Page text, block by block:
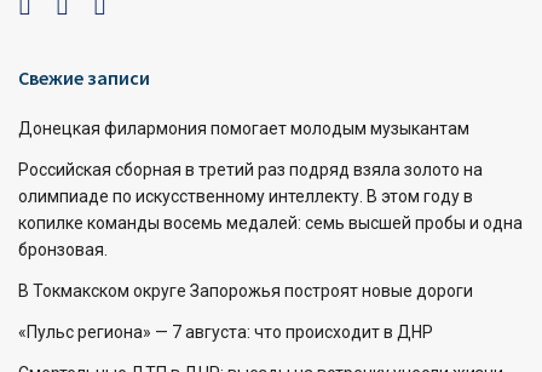
Свежие записи
Донецкая филармония помогает молодым музыкантам
Российская сборная в третий раз подряд взяла золото на
олимпиаде по искусственному интеллекту. В этом году в
копилке команды восемь медалей: семь высшей пробы и одна
бронзовая.
В Токмакском округе Запорожья построят новые дороги
«Пульс региона» — 7 августа: что происходит в ДНР